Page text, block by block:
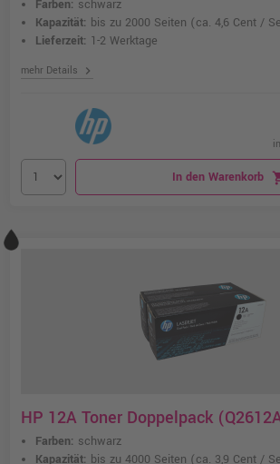
Farben: schwarz
Kapazität: bis zu 2000 Seiten (ca. 4,6 Cent /
Lieferzeit: 1-2 Werktage
mehr Details chevron_right
In den Warenkorb
HP 12A Toner Doppelpack
Farben: schwarz
Kapazität: bis zu 4000 Seiten (ca. 3,9 Cent /